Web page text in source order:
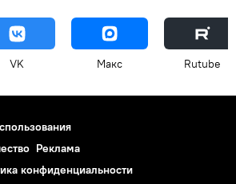
VK Макс Rutube
Реклама
конфиденциальности